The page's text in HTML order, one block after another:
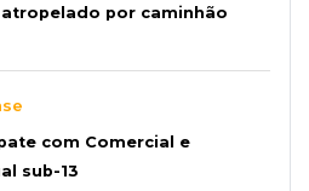
por caminhão
com Comercial e
sub-13